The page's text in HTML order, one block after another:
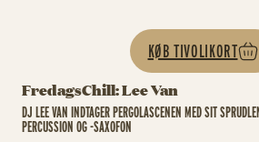
FredagsChill: Lee Van
DJ LEE VAN INDTAGER PERGOLASCENEN MED SIT
PERCUSSION OG -SAXOFON
KØB TIVOLIKORT